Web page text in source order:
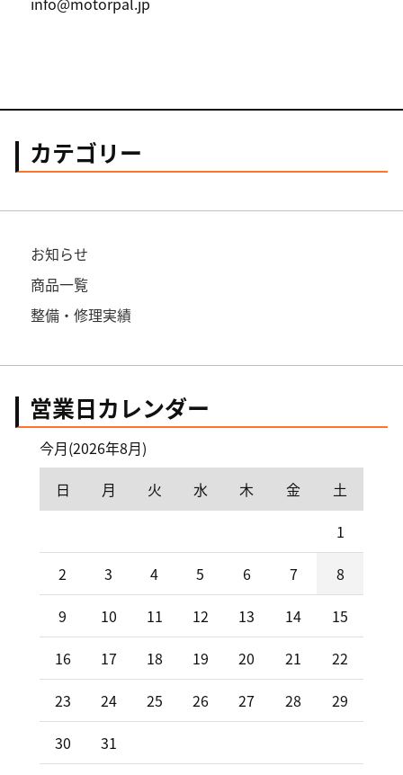
カテゴリー
お知らせ
商品一覧
整備・修理実績
営業日カレンダー
今月(2026年8月)
日
月 火 水 木 金
土
1
2
3 4 5 6 7
8
9
10 11 12 13 14
15
16
17 18 19 20 21
22
23
24 25 26 27 28
29
30
31